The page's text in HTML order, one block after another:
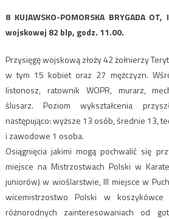
8 KUJAWSKO-POMORSKA BRYGADA
wojskowej 82 blp, godz. 11.00.
Przysięgę wojskową złoży 42 żołnierzy
w tym 15 kobiet oraz 27 mężczyzn.
listonosz, ratownik WOPR, murarz,
ślusarz. Poziom wykształcenia
następująco: wyższe 13 osób, średnie 13,
i zawodowe 1 osoba.
Osiągnięcia jakimi mogą pochwalić się
miejsce na Mistrzostwach Polski w
juniorów) w wioślarstwie, III miejsce w
wicemistrzostwo Polski w
różnorodnych zainteresowaniach od